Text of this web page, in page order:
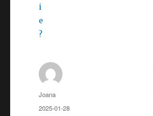
Autor
Joana
Opublikowano
2025-01-28